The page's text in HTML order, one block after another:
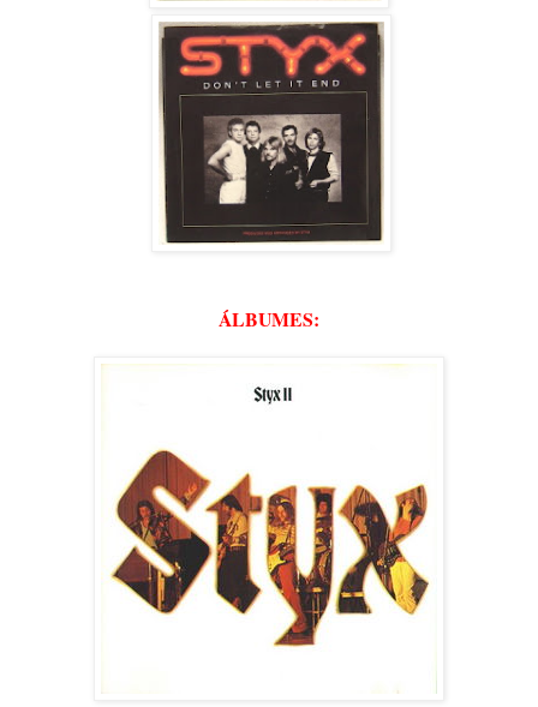
ÁLBUMES: